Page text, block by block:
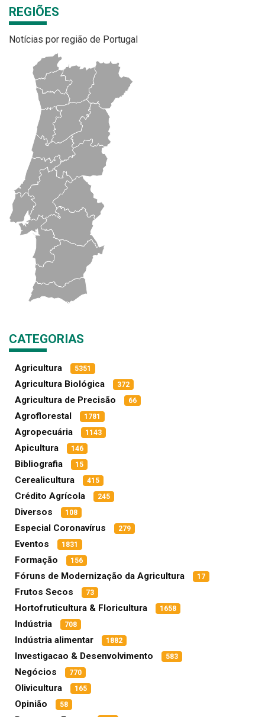
REGIÕES
Notícias por região de Portugal
CATEGORIAS
Agricultura 5351
Agricultura Biológica 372
Agricultura de Precisão 66
Agroflorestal 1781
Agropecuária 1143
Apicultura 146
Bibliografia 15
Cerealicultura 415
Crédito Agrícola 245
Diversos 108
Especial Coronavírus 279
Eventos 1831
Formação 156
Fóruns de Modernização da Agricultura 17
Frutos Secos 73
Hortofruticultura & Floricultura 1658
Indústria 708
Indústria alimentar 1882
Investigacao & Desenvolvimento 583
Negócios 770
Olivicultura 165
Opinião 58